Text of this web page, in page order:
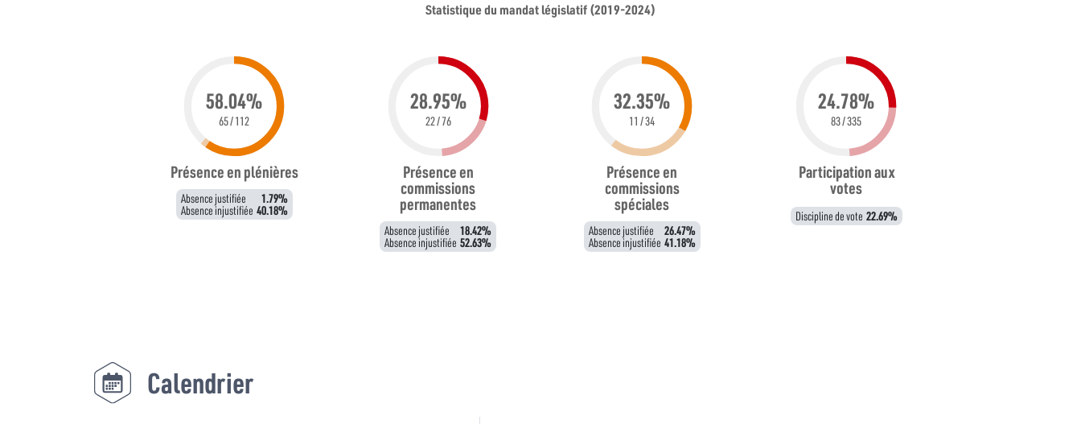
Statistique du mandat législatif (2019-2024)
58.04%
65 / 112
Présence en plénières
Absence justifiée 1.79%
Absence injustifiée 40.18%
28.95%
22 / 76
Présence en
commissions
permanentes
Absence justifiée 18.42%
Absence injustifiée 52.63%
32.35%
11 / 34
Présence en
commissions
spéciales
Absence justifiée 26.47%
Absence injustifiée 41.18%
24.78%
83 / 335
Participation aux
votes
Discipline de vote 22.69%
Calendrier